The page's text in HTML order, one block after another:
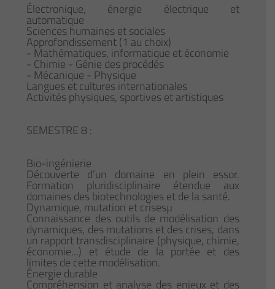
Électronique, énergie électrique et
automatique
Sciences humaines et sociales
Approfondissement (1 au choix)
- Mathématiques, informatique et économie
- Chimie - Génie des procédés
- Mécanique - Physique
Langues et cultures internationales
Activités physiques, sportives et artistiques
SEMESTRE 8 :
Bio-ingénierie
Découverte d’un domaine en plein essor.
Formation pluridisciplinaire étendue aux
domaines des biotechnologies et de la santé.
Dynamique, mutation et crisesµ
Connaissance des outils de modélisation des
dynamiques, des mutations et des crises, dans
un rapport transdisciplinaire (physique, chimie,
économie...) et étude de la portée et des
limites de cette modélisation.
Énergie durable
Compréhension et analyse des enjeux et des